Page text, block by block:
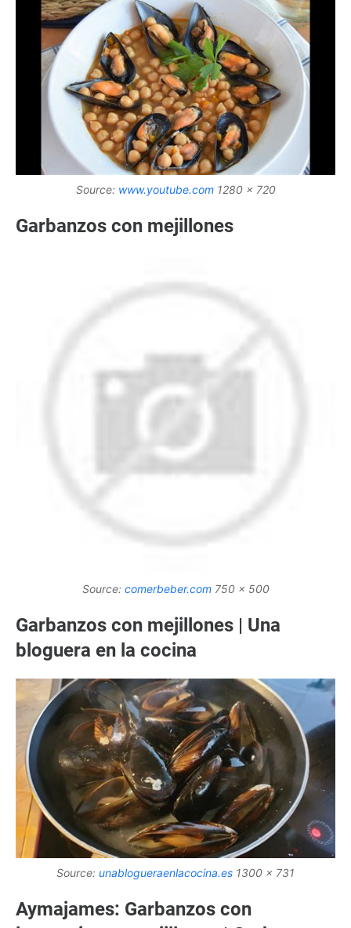
Source: www.youtube.com1280 x 720
Garbanzos con mejillones
Source: comerbeber.com750 x 500
Garbanzos con mejillones | Una
bloguera en la cocina
Source: unablogueraenlacocina.es 1300 x 731
Aymajames: Garbanzos con